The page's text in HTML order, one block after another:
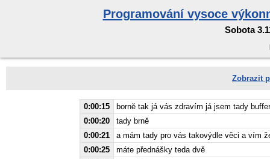
Programování vysoce
Sobota
Zobrazit
0:00:15
borně tak já vás zdravím já jsem tady
0:00:20
tady brně
0:00:21
a mám tady pro vás takovýdle věci a vím
0:00:25
máte přednášky teda dvě